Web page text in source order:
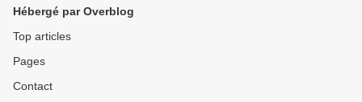
Hébergé par Overblog
Top articles
Pages
Contact